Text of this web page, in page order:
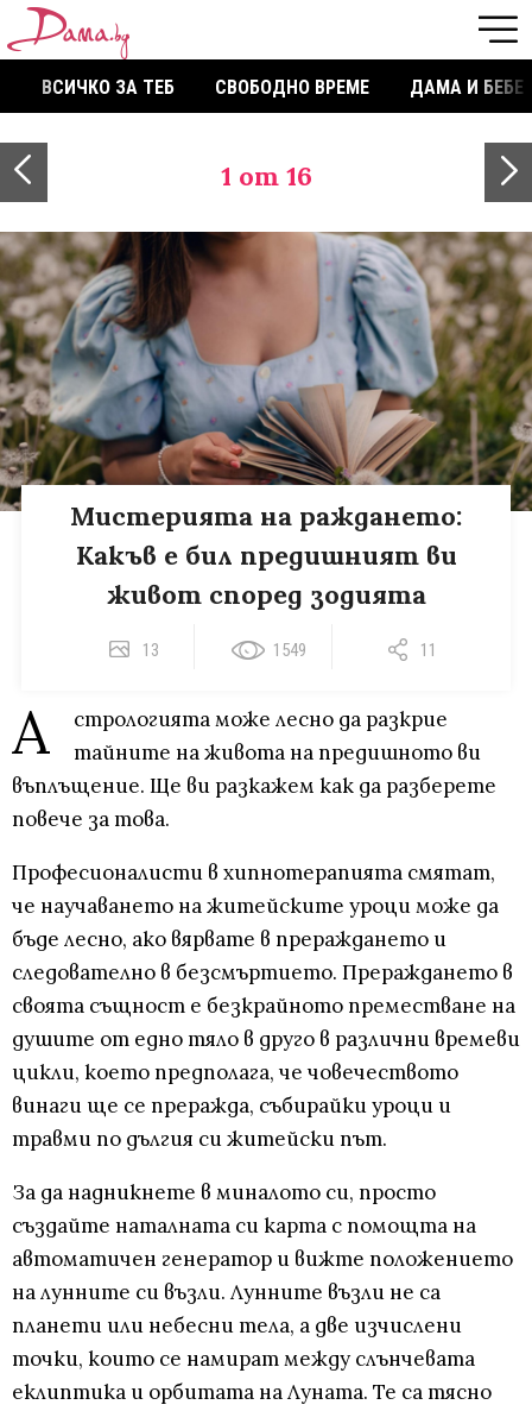
ВСИЧКО ЗА ТЕБ СВОБОДНО ВРЕМЕ ДАМА И БЕБЕ
1 от 16
Мистерията на раждането:
Какъв е бил предишният ви
живот според зодията
13 1549 11
А
стрологията може лесно да разкрие
тайните на живота на предишното ви
въплъщение. Ще ви разкажем как да разберете
повече за това.
Професионалисти в хипнотерапията смятат,
че научаването на житейските уроци може да
бъде лесно, ако вярвате в прераждането и
следователно в безсмъртието. Прераждането в
своята същност е безкрайното преместване на
душите от едно тяло в друго в различни времеви
цикли, което предполага, че човечеството
винаги ще се преражда, събирайки уроци и
травми по дългия си житейски път.
За да надникнете в миналото си, просто
създайте наталната си карта с помощта на
автоматичен генератор и вижте положението
на лунните си възли. Лунните възли не са
планети или небесни тела, а две изчислени
точки, които се намират между слънчевата
еклиптика и орбитата на Луната. Те са тясно